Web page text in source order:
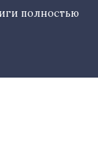
полностью